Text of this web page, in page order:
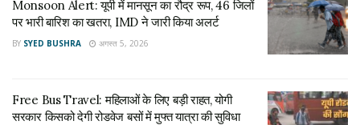
Tags: Coronavirus
Deputy CM Keshav Prasad Maurya
kanpur
Maulana Madani
UP elections 2027
Monsoon Alert: यूपी में मानसून का रौद्र रूप, 46 जिलों
पर भारी बारिश का खतरा, IMD ने जारी किया अलर्ट
BY SYED BUSHRA अगस्त 5, 2026
‎Free Bus Travel: महिलाओं के लिए बड़ी राहत, योगी
सरकार किसको देगी रोडवेज बसों में मुफ्त यात्रा की सुविधा